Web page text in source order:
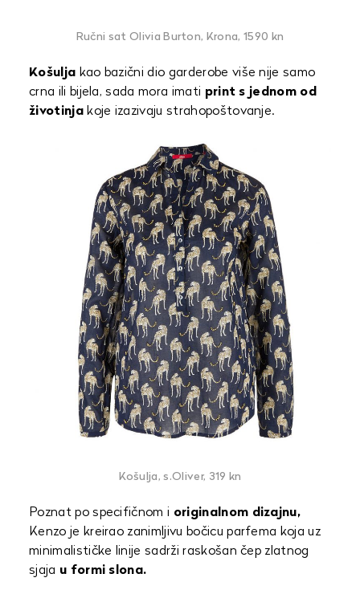
Ručni sat Olivia Burton, Krona, 1590 kn
Košulja kao bazični dio garderobe više nije samo
crna ili bijela, sada mora imati print s jednom od
životinjakoje izazivaju strahopoštovanje.
Košulja, s.Oliver, 319 kn
Poznat po specifičnom i originalnom dizajnu,
Kenzo je kreirao zanimljivu bočicu parfema koja uz
minimalističke linije sadrži raskošan čep zlatnog
sjaja u formi slona.